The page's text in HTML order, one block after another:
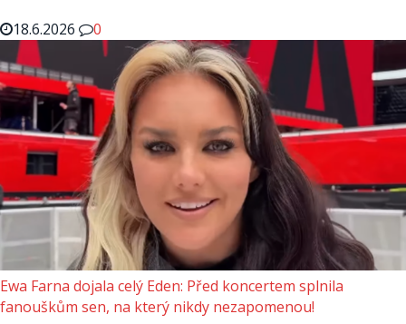
18.6.2026
0
Ewa Farna dojala celý Eden: Před koncertem splnila
fanouškům sen, na který nikdy nezapomenou!